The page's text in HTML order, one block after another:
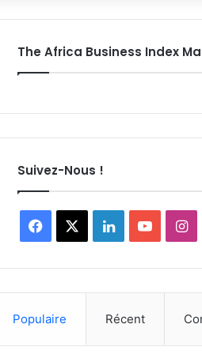
The Africa Business Index
Suivez-Nous !
Facebook LinkedinYouTube
Populaire Récent